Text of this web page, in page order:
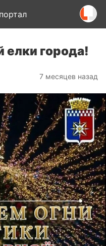
елки города!
7 месяцев назад